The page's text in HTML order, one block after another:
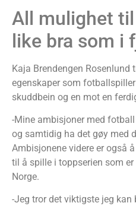
All mulighet
like bra som i
Kaja Brendengen Rosenlund
egenskaper som
skuddbein og en mot en
-Mine ambisjoner med
og samtidig ha det gøy med
Ambisjonene videre er også
til å spille i toppserien som
Norge.
-Jeg tror det viktigste jeg kan